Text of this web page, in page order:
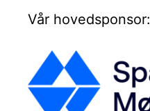
Vår hovedsponsor: